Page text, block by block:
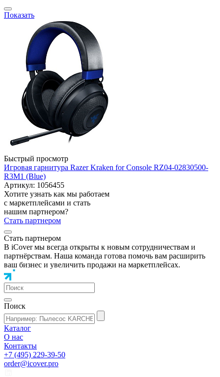
Показать
Быстрый просмотр
Игровая гарнитура Razer Kraken for Console RZ04-02830500-
R3M1 (Blue)
Артикул: 1056455
Хотите узнать как мы работаем
с маркетплейсами и стать
нашим партнером?
Стать партнером
Стать партнером
В iCover мы всегда открыты к новым сотрудничествам и
партнёрствам. Наша команда готова помочь вам расширить
ваш бизнес и увеличить продажи на маркетплейсах.
Поиск
Каталог
О нас
Контакты
+7 (495) 229-39-50
order@icover.pro